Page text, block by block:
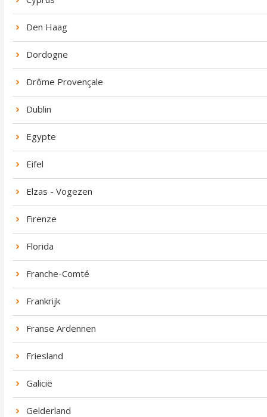
Den Haag
Dordogne
Drôme Provençale
Dublin
Egypte
Eifel
Elzas - Vogezen
Firenze
Florida
Franche-Comté
Frankrijk
Franse Ardennen
Friesland
Galicië
Gelderland